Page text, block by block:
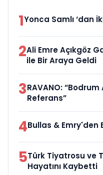
1Yonca Samlı ‘dan
2Ali Emre Açıkgöz
ile Bir Araya Geldi
3RAVANO:
Referans”
4Bullas & Emry'den
5Türk Tiyatrosu ve
Hayatını Kaybetti